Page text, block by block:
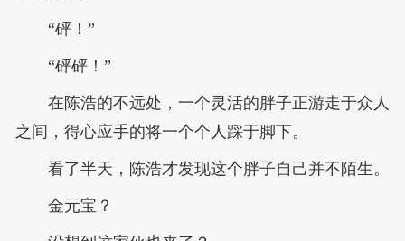
“砰！”
“砰砰！”
在陈浩的不远处，一个灵活的胖子正游走于众人
之间，得心应手的将一个个人踩于脚下。
看了半天，陈浩才发现这个胖子自己并不陌生。
金元宝？